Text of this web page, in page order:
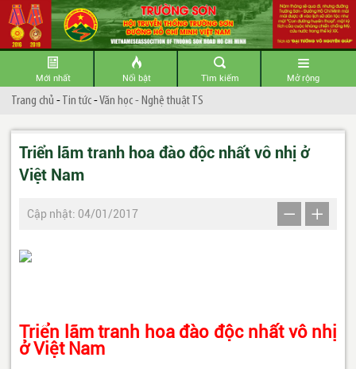
Mới nhất Nổi bật Tìm kiếm Mở rộng
Trang chủ -Tin tức-Văn học - Nghệ thuật TS
Triển lãm tranh hoa đào độc nhất vô nhị ở
Việt Nam
Cập nhật: 04/01/2017
Triển lãm tranh hoa đào độc nhất vô nhị
ở Việt Nam